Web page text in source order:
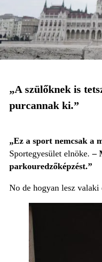
„A szülőknek is
purcannak ki.”
„Ez a sport nemcsak a
Sportegyesület elnöke.–
parkouredzőképzést.”
No de hogyan lesz valaki